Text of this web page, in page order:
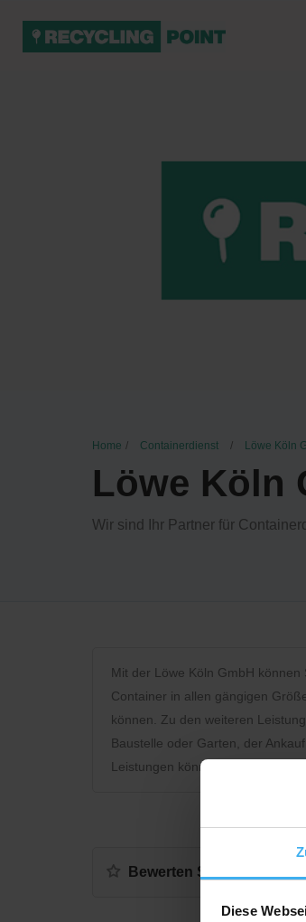
Diese
Home Containerdienst Löwe Köln
Löwe Köln
Wir sind Ihr Partner für
Mit der Löwe Köln GmbH
Container in allen gängigen
können. Zu den weiteren
Baustelle oder Garten, der
Leistungen können sowohl von
Bewerten Sie uns